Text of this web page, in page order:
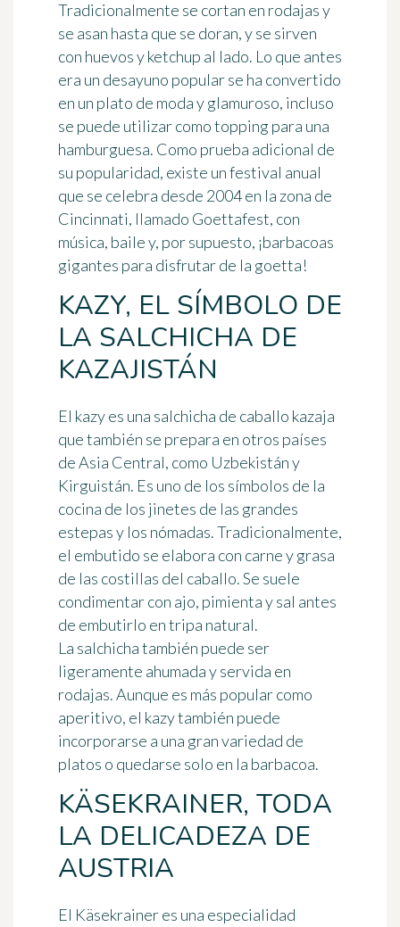
Tradicionalmente se cortan en rodajas y
se asan hasta que se doran, y se sirven
con huevos y ketchup al lado. Lo que antes
era un desayuno popularse ha convertido
en un plato de moda y glamuroso, incluso
se puede utilizar comotopping para una
hamburguesa. Como prueba adicional de
su popularidad, existe un festival anual
que se celebra desde 2004 en la zona de
Cincinnati, llamado Goettafest, con
música, baile y, por supuesto, ¡barbacoas
gigantes para disfrutar de la goetta!
KAZY, EL SÍMBOLO DE
LA SALCHICHA DE
KAZAJISTÁN
El kazy es una salchicha de caballo kazaja
que también se prepara en otros países
de Asia Central, como Uzbekistán y
Kirguistán. Es uno de los símbolos de la
cocina de los jinetes de las grandes
estepas y los nómadas. Tradicionalmente,
el embutido se elabora con carne y grasa
de las costillas del caballo. Se suele
condimentar con ajo, pimienta y sal antes
de embutirlo en tripa natural.
La salchicha también puede ser
ligeramente ahumada y servida en
rodajas. Aunque es más popular como
aperitivo, el kazy también puede
incorporarse a una gran variedad de
platos o quedarse solo en la barbacoa.
KÄSEKRAINER, TODA
LA DELICADEZA DE
AUSTRIA
El Käsekrainer es una especialidad